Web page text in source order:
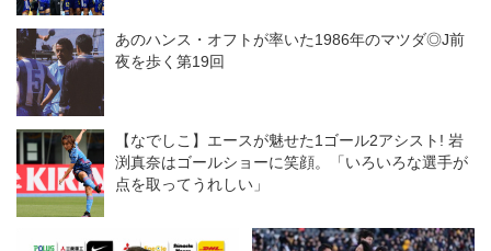
あのハンス・オフトが率いた1986年のマツダ◎J前
夜を歩く第19回
【なでしこ】エースが魅せた1ゴール2アシスト! 岩
渕真奈はゴールショーに笑顔。「いろいろな選手が
点を取ってうれしい」